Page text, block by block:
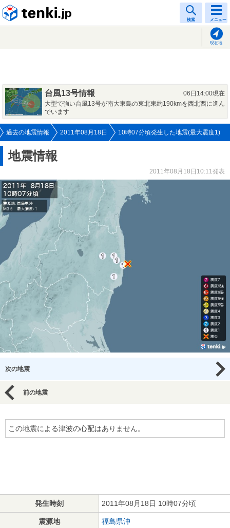
検索 メニュー
現在地
台風13号情報
06日14:00現在
大型で強い台風13号が南大東島の東北東約190kmを西北西に進ん
でいます
過去の地震情報 2011年08月18日 10時07分頃発生した地震(最大震度1)
地震情報
2011年08月18日10:11発表
次の地震
前の地震
この地震による津波の心配はありません。
発生時刻 2011年08月18日 10時07分頃
震源地 福島県沖